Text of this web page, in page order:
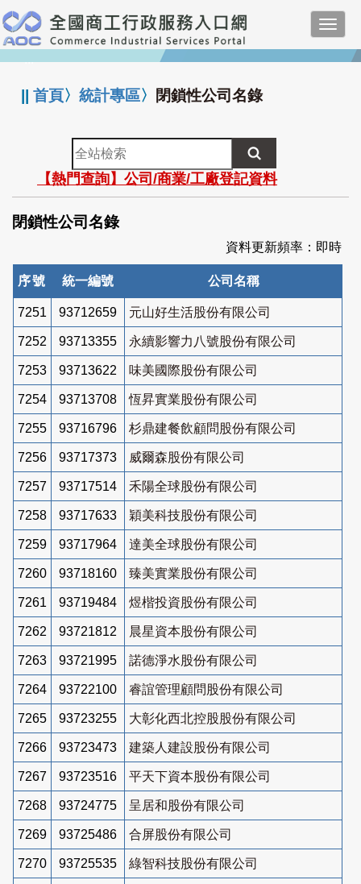
跳
到
主
要
:::
||首頁〉統計專區〉 閉鎖性公司名錄
全
站
檢
索
【熱門查詢】公司/商業/工廠登記資料
閉鎖性公司名錄
資料更新頻率：即時
序號 統一編號 公司名稱
7251 93712659 元山好生活股份有限公司
7252 93713355 永續影響力八號股份有限公司
7253 93713622 味美國際股份有限公司
7254 93713708 恆昇實業股份有限公司
7255 93716796 杉鼎建餐飲顧問股份有限公司
7256 93717373 威爾森股份有限公司
7257 93717514 禾陽全球股份有限公司
7258 93717633 穎美科技股份有限公司
7259 93717964 達美全球股份有限公司
7260 93718160 臻美實業股份有限公司
7261 93719484 煜楷投資股份有限公司
7262 93721812 晨星資本股份有限公司
7263 93721995 諾德淨水股份有限公司
7264 93722100 睿誼管理顧問股份有限公司
7265 93723255 大彰化西北控股股份有限公司
7266 93723473 建築人建設股份有限公司
7267 93723516 平天下資本股份有限公司
7268 93724775 呈居和股份有限公司
7269 93725486 合屏股份有限公司
7270 93725535 綠智科技股份有限公司